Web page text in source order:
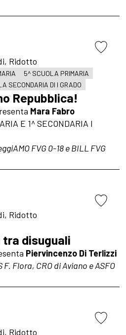
Ridotto
5^ SCUOLA PRIMARIA
SECONDARIA DI I GRADO
Repubblica!
Mara Fabro
E 1^ SECONDARIA I
FVG 0-18 e BILL FVG
Ridotto
tra disuguali
Piervincenzo Di Terlizzi
Flora, CRO di Aviano e ASFO
Ridotto